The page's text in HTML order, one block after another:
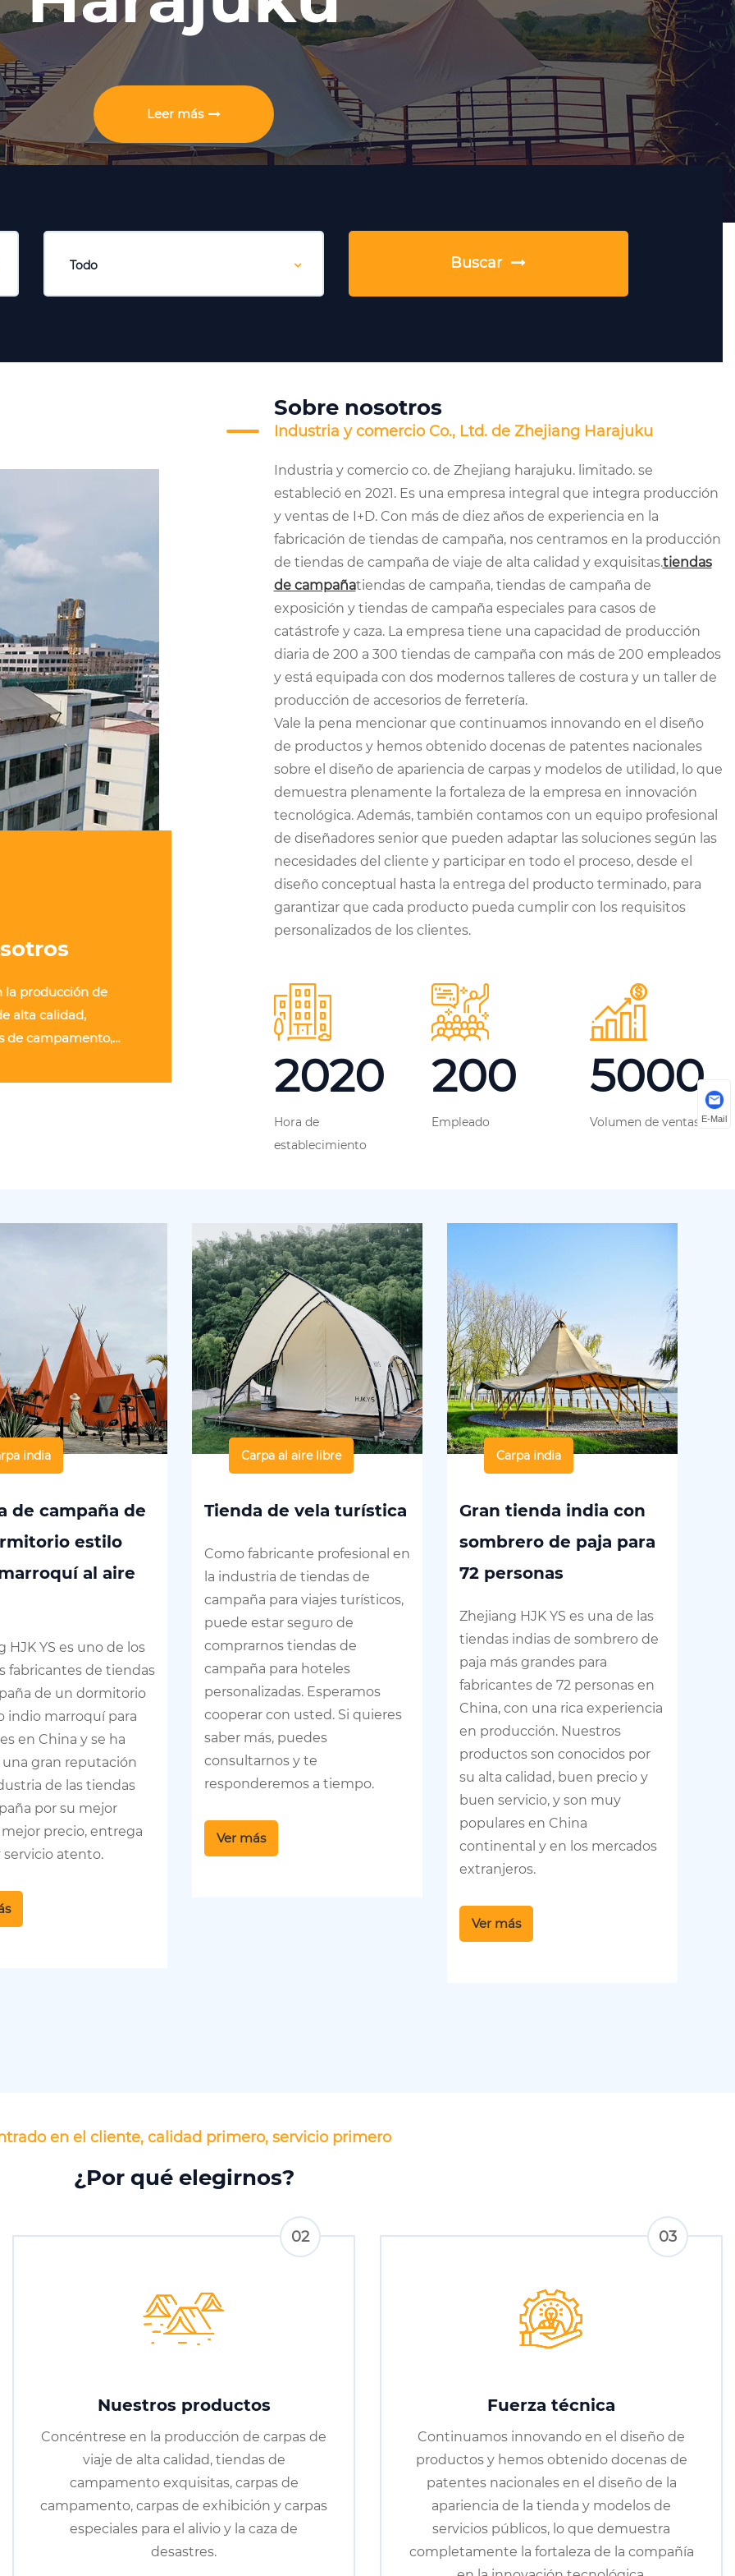
Leer más
Leer más
Determine el plan/pantalla 3D Proporcionar un precio satisfactorio Organizar el cronograma de producción
directo global
de logística entrega a tiempo
Producción de fábrica
Envío de acuerdo con el contrato
Pago
Pagar el pago final
Todo Buscar
la producción de
alta calidad,
de campamento,
de desastres, carpas
Sobre nosotros
Industria y comercio Co., Ltd. de Zhejiang Harajuku
Industria y comercio co. de Zhejiang harajuku. limitado. se
estableció en 2021. Es una empresa integral que integra producción
y ventas de I+D. Con más de diez años de experiencia en la
fabricación de tiendas de campaña, nos centramos en la producción
de tiendas de campaña de viaje de alta calidad y exquisitas.tiendas
de campañatiendas de campaña, tiendas de campaña de
exposición y tiendas de campaña especiales para casos de
catástrofe y caza. La empresa tiene una capacidad de producción
diaria de 200 a 300 tiendas de campaña con más de 200 empleados
y está equipada con dos modernos talleres de costura y un taller de
producción de accesorios de ferretería.
Vale la pena mencionar que continuamos innovando en el diseño
de productos y hemos obtenido docenas de patentes nacionales
sobre el diseño de apariencia de carpas y modelos de utilidad, lo que
demuestra plenamente la fortaleza de la empresa en innovación
tecnológica. Además, también contamos con un equipo profesional
de diseñadores senior que pueden adaptar las soluciones según las
necesidades del cliente y participar en todo el proceso, desde el
diseño conceptual hasta la entrega del producto terminado, para
garantizar que cada producto pueda cumplir con los requisitos
personalizados de los clientes.
2020
Hora de
establecimiento
200
Empleado
5000
Volumen de ventas
india
de campaña de
estilo
al aire
HJK YS es uno de los
fabricantes de tiendas
de un dormitorio
indio marroquí para
en China y se ha
gran reputación
de las tiendas
por su mejor
precio, entrega
servicio atento.
Carpa al aire libre
Tienda de vela turística
Como fabricante profesional en
la industria de tiendas de
campaña para viajes turísticos,
puede estar seguro de
comprarnos tiendas de
campaña para hoteles
personalizadas. Esperamos
cooperar con usted. Si quieres
saber más, puedes
consultarnos y te
responderemos a tiempo.
Ver más
Carpa india
Gran tienda india con
sombrero de paja para
72 personas
Zhejiang HJK YS es una de las
tiendas indias de sombrero de
paja más grandes para
fabricantes de 72 personas en
China, con una rica experiencia
en producción. Nuestros
productos son conocidos por
su alta calidad, buen precio y
buen servicio, y son muy
populares en China
continental y en los mercados
extranjeros.
Ver más
en el cliente, calidad primero, servicio primero
¿Por qué elegirnos?
02
Nuestros productos
Concéntrese en la producción de carpas de
viaje de alta calidad, tiendas de
campamento exquisitas, carpas de
campamento, carpas de exhibición y carpas
especiales para el alivio y la caza de
desastres.
03
Fuerza técnica
Continuamos innovando en el diseño de
productos y hemos obtenido docenas de
patentes nacionales en el diseño de la
apariencia de la tienda y modelos de
servicios públicos, lo que demuestra
completamente la fortaleza de la compañía
E-Mail